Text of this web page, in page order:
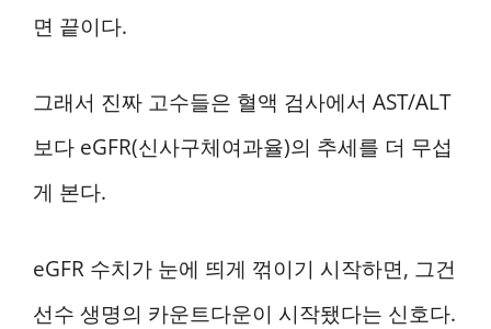
면 끝이다.
그래서 진짜 고수들은 혈액 검사에서 AST/ALT
보다 eGFR(신사구체여과율)의 추세를 더 무섭
게 본다.
eGFR 수치가 눈에 띄게 꺾이기 시작하면, 그건
선수 생명의 카운트다운이 시작됐다는 신호다.